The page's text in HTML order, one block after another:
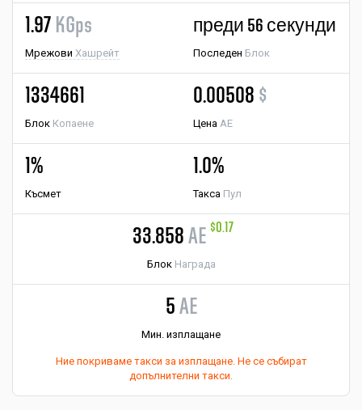
1.97 KGps
Мрежови Хашрейт
преди 56 секунди
Последен Блок
1334661
Блок Копаене
0.00508 $
Цена AE
1%
Късмет
1.0%
Такса Пул
33.858 AE $0.17
Блок Награда
5 AE
Мин. изплащане
Ние покриваме такси за изплащане. Не се събират
допълнителни такси.